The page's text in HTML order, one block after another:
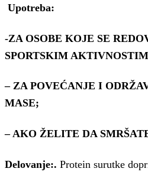
Upotreba:
-ZA OSOBE KOJE SE
SPORTSKIM
– ZA POVEĆANJE I
MASE;
– AKO ŽELITE DA
Delovanje:. Protein surutke